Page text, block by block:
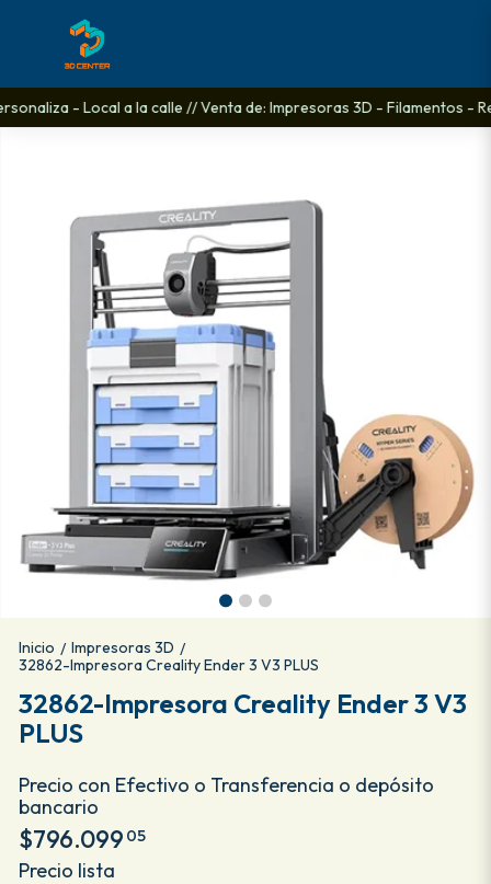
- Local a la calle // Venta de: Impresoras 3D - Filamentos -
Inicio / Impresoras 3D /
32862-Impresora Creality Ender 3 V3 PLUS
32862-Impresora Creality Ender 3 V3
PLUS
Precio con Efectivo o Transferencia o depósito
bancario
$796.099 05
Precio lista